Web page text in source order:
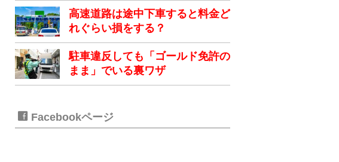
高速道路は途中下車すると料金ど
れぐらい損をする？
駐車違反しても「ゴールド免許の
まま」でいる裏ワザ
Facebookページ